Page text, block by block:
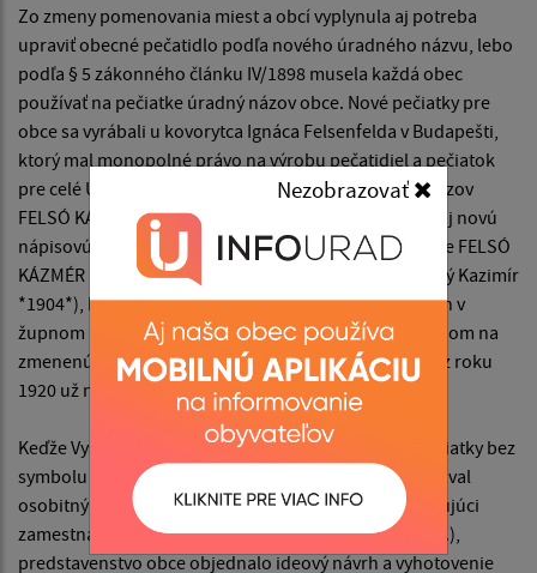
Nezobrazovať
Zo zmeny pomenovania miest a obcí vyplynula aj potreba
upraviť obecné pečatidlo podľa nového úradného názvu, lebo
podľa § 5 zákonného článku IV/1898 musela každá obec
používať na pečiatke úradný názov obce. Nové pečiatky pre
obce sa vyrábali u kovorytca Ignáca Felsenfelda v Budapešti,
ktorý mal monopolné právo na výrobu pečatidiel a pečiatok
pre celé Uhorsko. Keďže obec dostala nový úradný názov
FELSÓ KÁZMÉR (Vyšný kazimir), preto dala vyhotoviť aj novú
nápisovú pečiatku s týmto textom : Zemplén Vármegye FELSÓ
KÁZMÉR KÔZSÉG *1904* (Zemplínska župa obec Vyšný Kazimír
*1904*), ktorej odtlačok sa zachoval na písomnostiach v
župnom archíve v Sátoraljaújhelyi v Maďarsku. Vzhľadom na
zmenenú politickú situáciu podľa zákona č.266/1920 z roku
1920 už nebolo možné túto pečiatku ďalej používať.
Keďže Vyšný Kazimír mal v minulosti iba nápisové pečiatky bez
symbolu - znaku, ktorý by nejakým spôsobom vyjadroval
osobitný charakter obce (hovoriaci znak, znak vyjadrujúci
zamestnanie obyvateľstva, prírodné zvláštnosti a pod.),
predstavenstvo obce objednalo ideový návrh a vyhotovenie